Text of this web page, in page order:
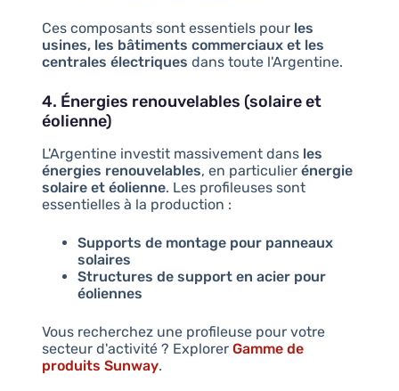
Ces composants sont essentiels pour les
usines, les bâtiments commerciaux et les
centrales électriques dans toute l'Argentine.
4. Énergies renouvelables (solaire et
éolienne)
L'Argentine investit massivement dans les
énergies renouvelables, en particulier énergie
solaire et éolienne. Les profileuses sont
essentielles à la production :
Supports de montage pour panneaux
solaires
Structures de support en acier pour
éoliennes
Vous recherchez une profileuse pour votre
secteur d'activité ? Explorer Gamme de
produits Sunway.